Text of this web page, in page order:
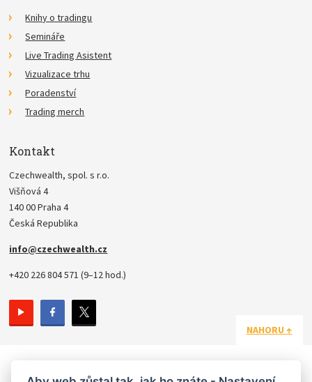
Knihy o tradingu
Semináře
Live Trading Asistent
Vizualizace trhu
Poradenství
Trading merch
Kontakt
Czechwealth, spol. s r.o.
Višňová 4
140 00 Praha 4
Česká Republika
info@czechwealth.cz
+420 226 804 571 (9–12 hod.)
NAHORU ↑